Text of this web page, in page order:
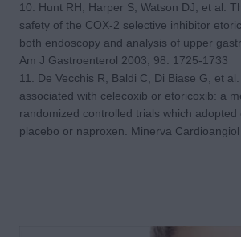
10. Hunt RH, Harper S, Watson DJ, et al.
safety of the COX-2 selective inhibitor
both endoscopy and analysis of upper
Am J Gastroenterol 2003; 98: 1725-1733
11. De Vecchis R, Baldi C, Di Biase G, et
associated with celecoxib or etoricoxib: a
randomized controlled trials which adopted
placebo or naproxen. Minerva